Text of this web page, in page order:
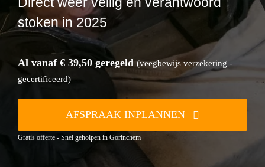
stoken in 2025
Al vanaf € 39,50 geregeld (veegbewijs verzekering -
gecertificeerd)
AFSPRAAK INPLANNEN
Gratis offerte - Snel geholpen in Gorinchem